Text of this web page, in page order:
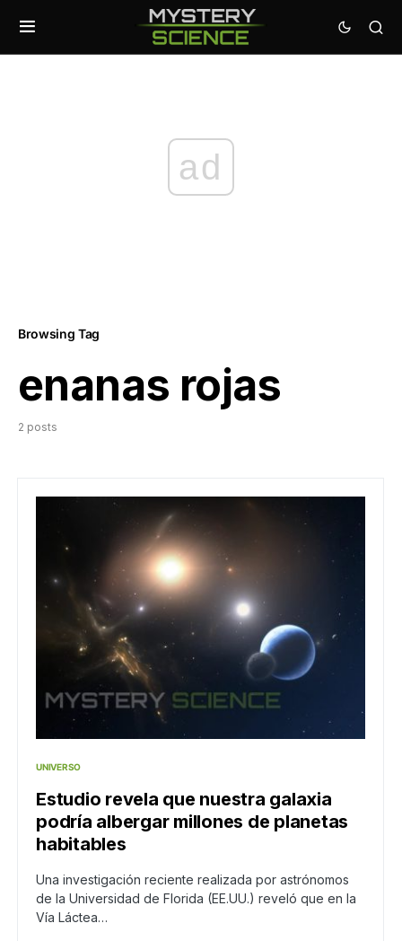
ad
Browsing Tag
enanas rojas
2 posts
UNIVERSO
Estudio revela que nuestra galaxia
podría albergar millones de planetas
habitables
Una investigación reciente realizada por astrónomos
de la Universidad de Florida (EE.UU.) reveló que en la
Vía Láctea…